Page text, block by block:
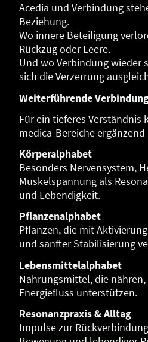
Acedia und Verbindung
Beziehung.
Wo innere Beteiligung
Rückzug oder Leere.
Und wo Verbindung wieder
sich die Verzerrung
Weiterführende
Für ein tieferes Verständnis
medica-Bereiche
Körperalphabet
Besonders Nervensystem,
Muskelspannung als
und Lebendigkeit.
Pflanzenalphabet
Pflanzen, die mit
und sanfter Stabilisierung
Lebensmittelalphabet
Nahrungsmittel, die
Energiefluss unterstützen.
Resonanzpraxis & Alltag
Impulse zur